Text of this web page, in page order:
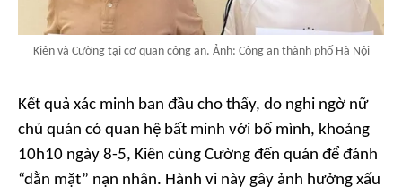
Kiên và Cường tại cơ quan công an. Ảnh: Công an thành phố Hà Nội
Kết quả xác minh ban đầu cho thấy, do nghi ngờ nữ
chủ quán có quan hệ bất minh với bố mình, khoảng
10h10 ngày 8-5, Kiên cùng Cường đến quán để đánh
“dằn mặt” nạn nhân. Hành vi này gây ảnh hưởng xấu